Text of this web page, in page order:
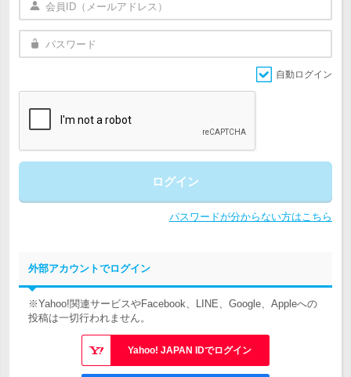
自動ログイン
ログイン
パスワードが分からない方はこちら
外部アカウントでログイン
※Yahoo!関連サービスやFacebook、LINE、Google、Appleへの
投稿は一切行われません。
Yahoo! JAPAN IDでログイン